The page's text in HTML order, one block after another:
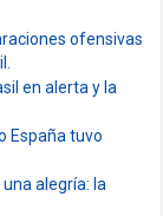
ofensivas
en alerta y la
España tuvo
alegría: la